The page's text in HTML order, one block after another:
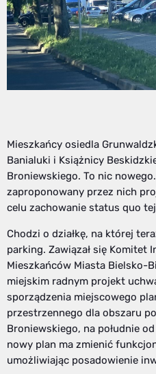
Mieszkańcy osiedla
Banialuki i Książnicy
Broniewskiego. To nic
zaproponowany przez nich
celu zachowanie status quo
Chodzi o działkę, na której
parking. Zawiązał się Komitet
Mieszkańców Miasta Bielsko-
miejskim radnym projekt
sporządzenia miejscowego
przestrzennego dla obszaru
Broniewskiego, na południe
nowy plan ma zmienić
umożliwiając posadowienie